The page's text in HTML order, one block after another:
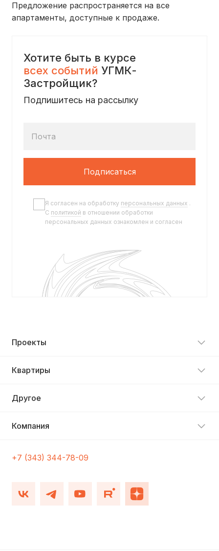
Предложение распространяется на все
апартаменты, доступные к продаже.
Хотите быть в курсе
всех событий УГМК-
Застройщик?
Подпишитесь на рассылку
Почта
Подписаться
Я согласен на обработку персональных данных .
C политикой в отношении обработки
персональных данных ознакомлен и согласен
Проекты
Квартиры
Другое
Компания
+7 (343) 344-78-09